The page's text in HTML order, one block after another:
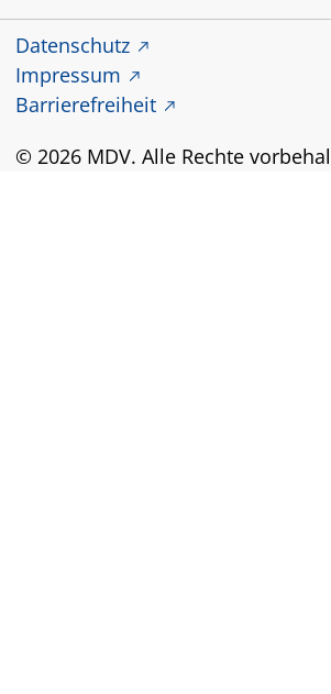
Datenschutz
Impressum
Barrierefreiheit
© 2026 MDV. Alle Rechte